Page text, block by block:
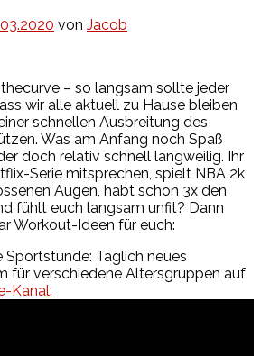
von Jacob
– so langsam sollte jeder
wir alle aktuell zu Hause bleiben
schnellen Ausbreitung des
Was am Anfang noch Spaß
doch relativ schnell langweilig. Ihr
Serie mitsprechen, spielt NBA 2k
Augen, habt schon 3x den
fühlt euch langsam unfit? Dann
Workout-Ideen für euch:
Täglich neues
für verschiedene Altersgruppen auf
Kanal: